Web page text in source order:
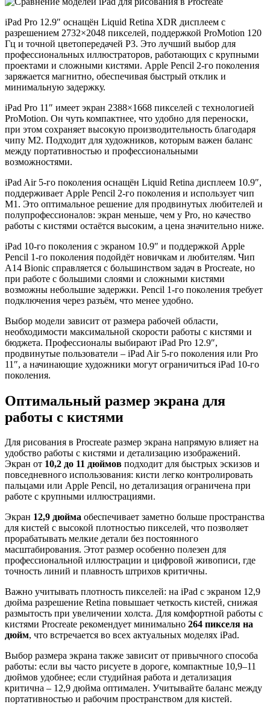
iPad Pro 12.9″ оснащён Liquid Retina XDR дисплеем с
разрешением 2732×2048 пикселей, поддержкой ProMotion 120
Гц и точной цветопередачей P3. Это лучший выбор для
профессиональных иллюстраторов, работающих с крупными
проектами и сложными кистями. Apple Pencil 2-го поколения
заряжается магнитно, обеспечивая быстрый отклик и
минимальную задержку.
iPad Pro 11″ имеет экран 2388×1668 пикселей с технологией
ProMotion. Он чуть компактнее, что удобно для переноски,
при этом сохраняет высокую производительность благодаря
чипу M2. Подходит для художников, которым важен баланс
между портативностью и профессиональными
возможностями.
iPad Air 5-го поколения оснащён Liquid Retina дисплеем 10.9″,
поддерживает Apple Pencil 2-го поколения и использует чип
M1. Это оптимальное решение для продвинутых любителей и
полупрофессионалов: экран меньше, чем у Pro, но качество
работы с кистями остаётся высоким, а цена значительно ниже.
iPad 10-го поколения с экраном 10.9″ и поддержкой Apple
Pencil 1-го поколения подойдёт новичкам и любителям. Чип
A14 Bionic справляется с большинством задач в Procreate, но
при работе с большими слоями и сложными кистями
возможны небольшие задержки. Pencil 1-го поколения требует
подключения через разъём, что менее удобно.
Выбор модели зависит от размера рабочей области,
необходимости максимальной скорости работы с кистями и
бюджета. Профессионалы выбирают iPad Pro 12.9″,
продвинутые пользователи – iPad Air 5-го поколения или Pro
11″, а начинающие художники могут ограничиться iPad 10-го
поколения.
Оптимальный размер экрана для
работы с кистями
Для рисования в Procreate размер экрана напрямую влияет на
удобство работы с кистями и детализацию изображений.
Экран от 10,2 до 11 дюймов подходит для быстрых эскизов и
повседневного использования: кисти легко контролировать
пальцами или Apple Pencil, но детализация ограничена при
работе с крупными иллюстрациями.
Экран 12,9 дюйма обеспечивает заметно больше пространства
для кистей с высокой плотностью пикселей, что позволяет
прорабатывать мелкие детали без постоянного
масштабирования. Этот размер особенно полезен для
профессиональной иллюстрации и цифровой живописи, где
точность линий и плавность штрихов критичны.
Важно учитывать плотность пикселей: на iPad с экраном 12,9
дюйма разрешение Retina повышает четкость кистей, снижая
размытость при увеличении холста. Для комфортной работы с
кистями Procreate рекомендует минимально 264 пикселя на
дюйм, что встречается во всех актуальных моделях iPad.
Выбор размера экрана также зависит от привычного способа
работы: если вы часто рисуете в дороге, компактные 10,9–11
дюймов удобнее; если студийная работа и детализация
критична – 12,9 дюйма оптимален. Учитывайте баланс между
портативностью и рабочим пространством для кистей.